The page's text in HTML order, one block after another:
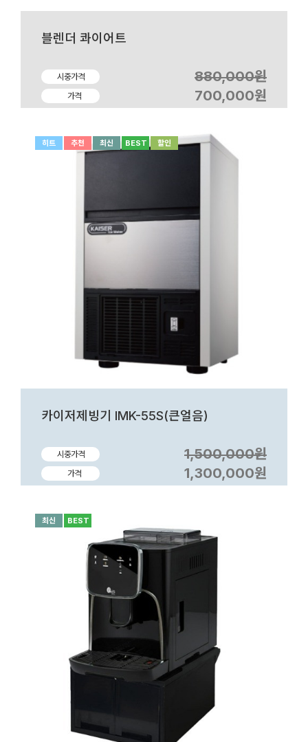
블렌더 콰이어트
시중가격 880,000원
가격 700,000원
카이저제빙기 IMK-55S(큰얼음)
시중가격 1,500,000원
가격 1,300,000원
히트 추천 최신 BEST 할인
최신 BEST